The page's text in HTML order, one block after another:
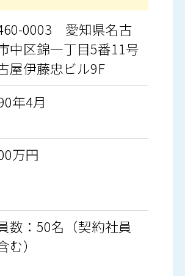
0003 愛知県名古
中区錦一丁目5番11号
屋伊藤忠ビル9F
年4月
万円
数：50名（契約社員
む）